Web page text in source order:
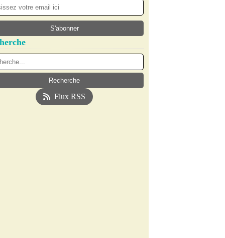
Flux RSS